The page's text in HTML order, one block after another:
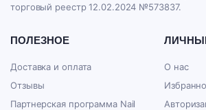
торговый реестр 12.02.2024 №573837.
ПОЛЕЗНОЕ
Доставка и оплата
Отзывы
Партнерская программа Nail
О нас